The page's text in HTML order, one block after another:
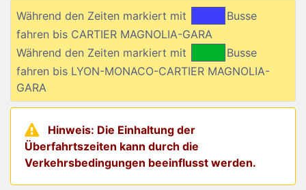
Während den Zeiten markiert mit
Busse
fahren bis CARTIER MAGNOLIA-GARA
Während den Zeiten markiert mit
Busse
fahren bis LYON-MONACO-CARTIER MAGNOLIA-
GARA
Hinweis: Die Einhaltung der
Überfahrtszeiten kann durch die
Verkehrsbedingungen beeinflusst werden.